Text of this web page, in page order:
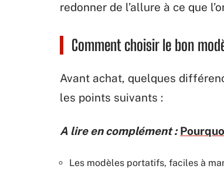
redonner de l’allure à ce que
Comment choisir le bon
Avant achat, quelques
les points suivants :
A lire en complément :
Les modèles portatifs, faciles à